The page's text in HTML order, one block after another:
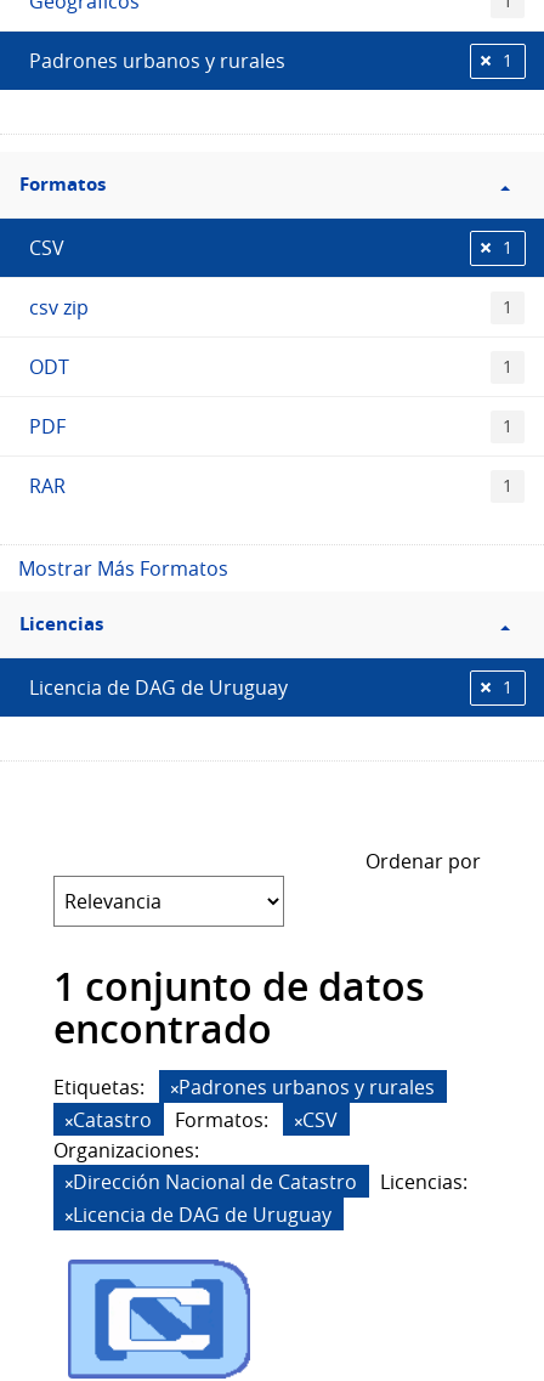
Padrones urbanos y rurales 1
Filtro
Formatos
Formatos
CSV 1
csv zip 1
ODT 1
PDF 1
RAR 1
Mostrar Más Formatos
Filtro
Licencias
Licencias
Licencia de DAG de Uruguay 1
Ordenar por
1 conjunto de datos
encontrado
Etiquetas:
Padrones urbanos y rurales
Catastro
Formatos:
CSV
Organizaciones:
Dirección Nacional de Catastro
Licencias:
Licencia de DAG de Uruguay